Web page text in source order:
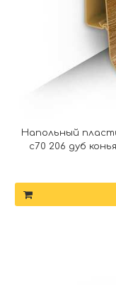
Напольный
c70 206 дуб